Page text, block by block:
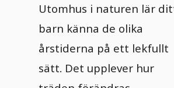
Utomhus i naturen lär
barn känna de olika
årstiderna på ett lekfullt
sätt. Det upplever hur